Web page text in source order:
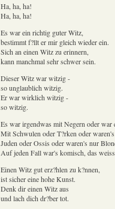
Ha, ha, ha!
Ha, ha, ha!
Es war ein richtig guter Witz,
bestimmt f?llt er mir gleich wieder ein.
Sich an einen Witz zu erinnern,
kann manchmal sehr schwer sein.
Dieser Witz war witzig -
so unglaublich witzig.
Er war wirklich witzig -
so witzig.
Es war irgendwas mit Negern oder war
Mit Schwulen oder T?rken oder
Juden oder Ossis oder waren's nur
Auf jeden Fall war's komisch, das
Einen Witz gut erz?hlen zu k?nnen,
ist sicher eine hohe Kunst.
Denk dir einen Witz aus
und lach dich dr?ber tot.